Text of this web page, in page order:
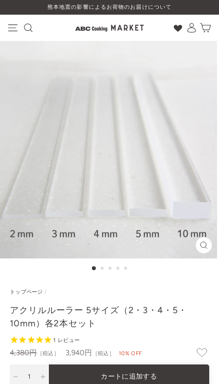
ン
熊本地震の影響によるお荷物のお届けについて
閉
じ
トップページ /
アクリルルーラー 5サイズ（2・3・4・5・
10mm）各2本セット
1 レビュー
通
格
4,380円［税込］
セ
3,940円 ［税込］ 10% OFF
カートに追加する